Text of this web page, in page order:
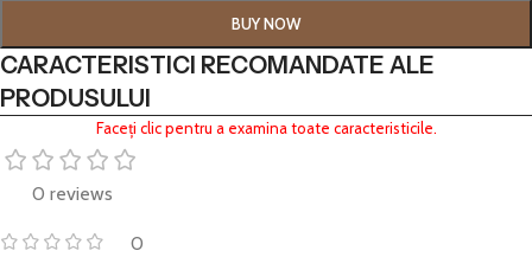
BUY NOW
CARACTERISTICI RECOMANDATE ALE
PRODUSULUI
Faceți clic pentru a examina toate caracteristicile.
0 reviews
0